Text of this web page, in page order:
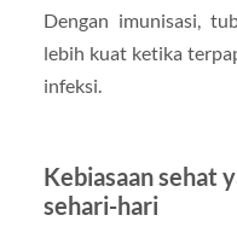
Dengan imunisasi,
lebih kuat ketika
infeksi.
Kebiasaan sehat
sehari-hari